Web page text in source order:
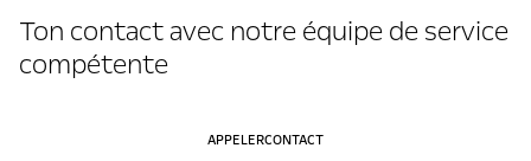
Ton contact avec notre équipe de service
compétente
APPELERCONTACT